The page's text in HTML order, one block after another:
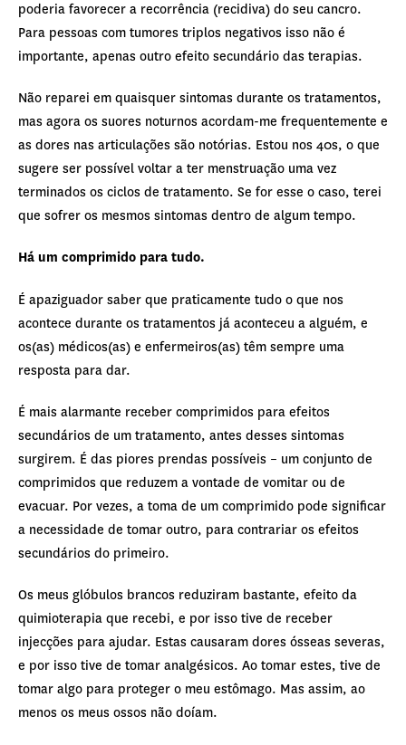
poderia favorecer a recorrência (recidiva) do seu cancro.
Para pessoas com tumores triplos negativos isso não é
importante, apenas outro efeito secundário das terapias.
Não reparei em quaisquer sintomas durante os tratamentos,
mas agora os suores noturnos acordam-me frequentemente e
as dores nas articulações são notórias. Estou nos 40s, o que
sugere ser possível voltar a ter menstruação uma vez
terminados os ciclos de tratamento. Se for esse o caso, terei
que sofrer os mesmos sintomas dentro de algum tempo.
Há um comprimido para tudo.
É apaziguador saber que praticamente tudo o que nos
acontece durante os tratamentos já aconteceu a alguém, e
os(as) médicos(as) e enfermeiros(as) têm sempre uma
resposta para dar.
É mais alarmante receber comprimidos para efeitos
secundários de um tratamento, antes desses sintomas
surgirem. É das piores prendas possíveis – um conjunto de
comprimidos que reduzem a vontade de vomitar ou de
evacuar. Por vezes, a toma de um comprimido pode significar
a necessidade de tomar outro, para contrariar os efeitos
secundários do primeiro.
Os meus glóbulos brancos reduziram bastante, efeito da
quimioterapia que recebi, e por isso tive de receber
injecções para ajudar. Estas causaram dores ósseas severas,
e por isso tive de tomar analgésicos. Ao tomar estes, tive de
tomar algo para proteger o meu estômago. Mas assim, ao
menos os meus ossos não doíam.